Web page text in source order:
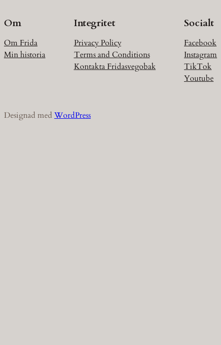
Om
Om Frida
Min historia
Integritet
Privacy Policy
Terms and Conditions
Kontakta Fridasvegobak
Socialt
Facebook
Instagram
TikTok
Youtube
Designad med WordPress